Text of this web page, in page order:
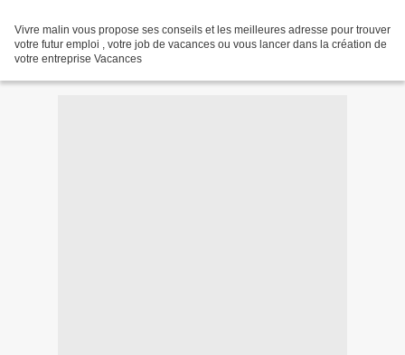
Vivre malin vous propose ses conseils et les meilleures adresse pour trouver
votre futur emploi , votre job de vacances ou vous lancer dans la création de
votre entreprise Vacances